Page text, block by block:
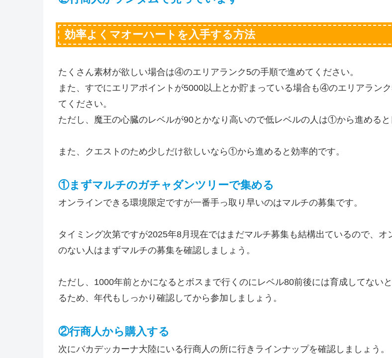
効率よくマオーハートを入手する方法
たくさん素材が欲しい場合は④のエリアランク5の手順で進めてください。
また、すでにエリアポイントが5000以上とか貯まっている場合も④のエリアラン
てください。
ただし、魔王の心臓のレベルが90とかなり高いので低レベルの人は①から進めると
また、クエストのため少しだけ欲しいなら①から進めると効率的です。
①まずマルチのガチャダンツリーで集める
オンラインできる環境限定ですが一番手っ取り早いのはマルチの募集です。
タイミング次第ですが2025年8月現在ではまだマルチ募集も結構出ているので、オ
のない人はまずマルチの募集を確認しましょう。
ただし、1000年前とかになるとボスまで行くのにレベル80前後には育成してない
るため、年代もしっかり確認してから参加しましょう。
②行商人から購入する
次にバカデッカーナ大陸にいる行商人の所に行きラインナップを確認しましょう。